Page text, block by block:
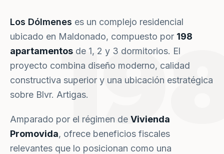
Los Dólmenes es un complejo residencial
ubicado en Maldonado, compuesto por 198
apartamentos de 1, 2 y 3 dormitorios. El
proyecto combina diseño moderno, calidad
constructiva superior y una ubicación estratégica
sobre Blvr. Artigas.
Amparado por el régimen de Vivienda
Promovida, ofrece beneficios fiscales
relevantes que lo posicionan como una